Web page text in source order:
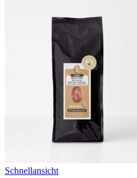
Schnellansicht